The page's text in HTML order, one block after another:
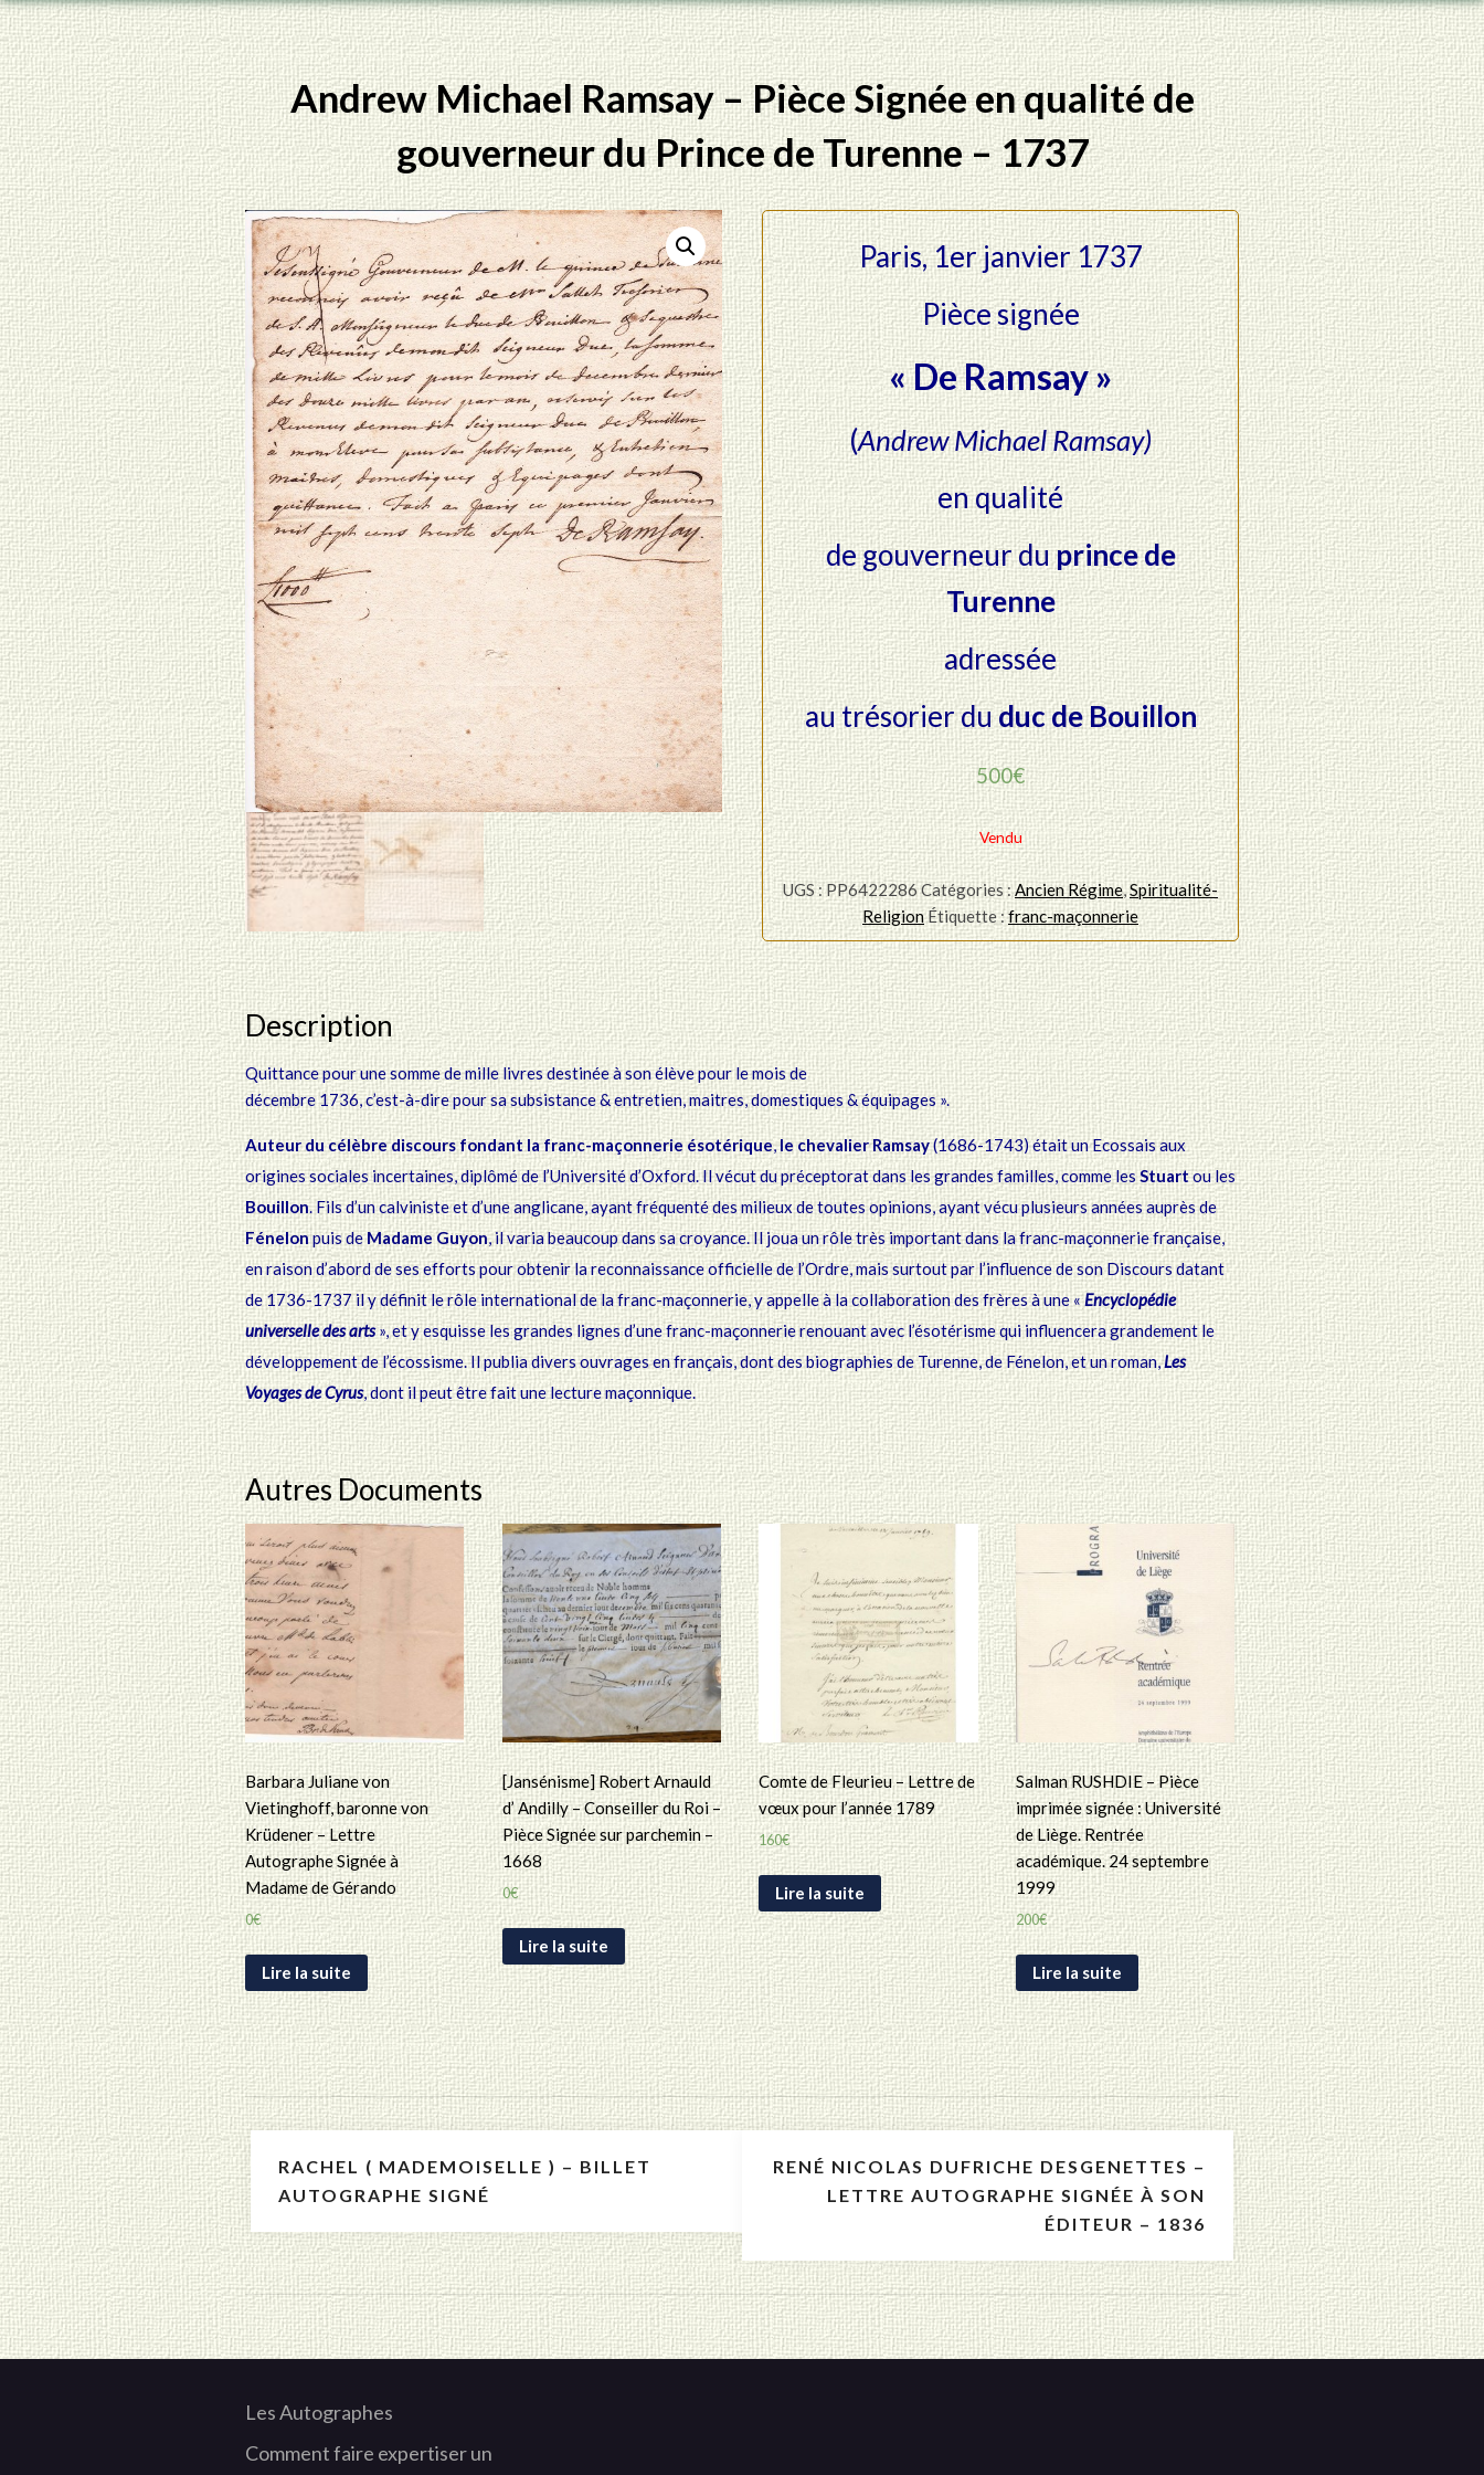
Andrew Michael Ramsay – Pièce Signée en qualité de
gouverneur du Prince de Turenne – 1737
Paris, 1er janvier 1737
Pièce signée
« De Ramsay »
(Andrew Michael Ramsay)
en qualité
de gouverneur duprince de
Turenne
adressée
au trésorier duduc de Bouillon
500€
Vendu
UGS :PP6422286Catégories :Ancien Régime,Spiritualité-
Religion Étiquette :franc-maçonnerie
Description
Quittance pour une somme de mille livres destinée à son élève pour le mois de
décembre 1736, c’est-à-dire pour sa subsistance & entretien, maitres, domestiques & équipages ».
Auteur du célèbre discours fondant la franc-maçonnerie ésotérique,le chevalier Ramsay(1686-1743) était un Ecossais aux
origines socialesincertaines, diplômé de l’Université d’Oxford. Il vécut du préceptorat dans lesgrandes familles, comme les Stuartou les
Bouillon. Fils d’un calviniste et d’uneanglicane, ayant fréquenté des milieux de toutes opinions, ayant vécu plusieursannées auprès de
Fénelonpuis deMadame Guyon, il varia beaucoup dans sacroyance. Il joua un rôle très important dans la franc-maçonnerie française,
enraison d’abord de ses efforts pour obtenir la reconnaissance officielle de l’Ordre,mais surtout par l’influence de son Discours datant
de 1736-1737 il y définit lerôle international de la franc-maçonnerie, y appelle à la collaboration des frèresà une «Encyclopédie
universelle des arts», et y esquisse les grandes lignesd’une franc-maçonnerie renouant avec l’ésotérisme qui influencera grandementle
développement de l’écossisme. Il publia divers ouvrages en français, dontdes biographies de Turenne, de Fénelon, et un roman,Les
Voyages de Cyrus, dont il peut être fait une lecture maçonnique.
Autres Documents
Barbara Juliane von
Vietinghoff, baronne von
Krüdener – Lettre
Autographe Signée à
Madame de Gérando
0€
Lire la suite
[Jansénisme] Robert Arnauld
d’ Andilly – Conseiller du Roi –
Pièce Signée sur parchemin –
1668
0€
Lire la suite
Comte de Fleurieu – Lettre de
vœux pour l’année 1789
160€
Lire la suite
Salman RUSHDIE – Pièce
imprimée signée : Université
de Liège. Rentrée
académique. 24 septembre
1999
200€
Lire la suite
Navigation
de
l’article
RACHEL ( MADEMOISELLE ) – BILLET
AUTOGRAPHE SIGNÉ
RENÉ NICOLAS DUFRICHE DESGENETTES –
LETTRE AUTOGRAPHE SIGNÉE À SON
ÉDITEUR – 1836
Les Autographes
Comment faire expertiser un